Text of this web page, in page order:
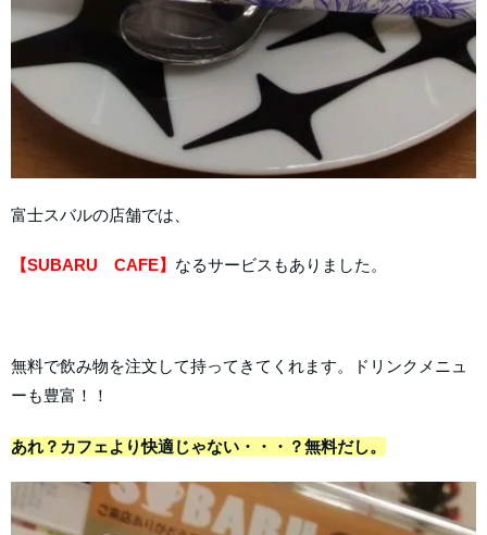
富士スバルの店舗では、
【SUBARU CAFE】 なるサービスもありました。
無料で飲み物を注文して持ってきてくれます。ドリンクメニュ
ーも豊富！！
あれ？カフェより快適じゃない・・・？無料だし。